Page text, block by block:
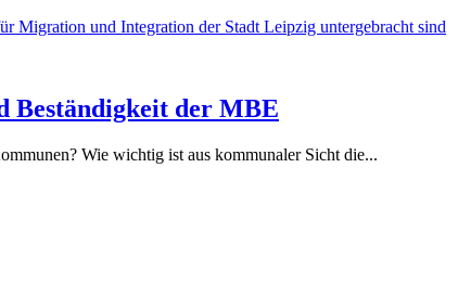
Beständigkeit der MBE
Wie wichtig ist aus kommunaler Sicht die...